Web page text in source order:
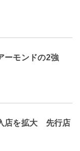
ーモンドの2強
店を拡大 先行店